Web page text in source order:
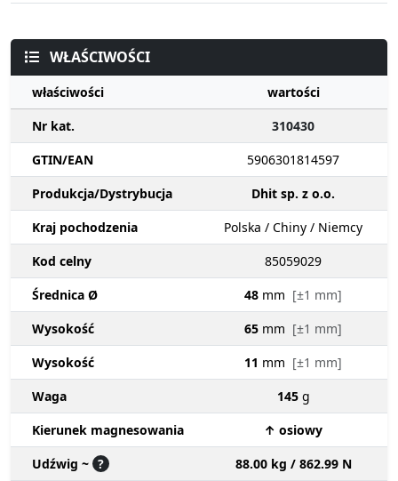
WŁAŚCIWOŚCI
właściwości
wartości
Nr kat.
310430
GTIN/EAN
5906301814597
Produkcja/Dystrybucja
Dhit sp. z o.o.
Kraj pochodzenia
Polska / Chiny / Niemcy
Kod celny
85059029
Średnica Ø
48 mm [±1 mm]
Wysokość
65 mm [±1 mm]
Wysokość
11 mm [±1 mm]
Waga
145 g
Kierunek magnesowania
↑ osiowy
Udźwig ~ ?
88.00 kg / 862.99 N